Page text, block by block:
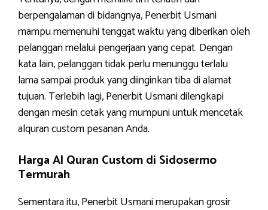
berpengalaman di bidangnya, Penerbit Usmani
mampu memenuhi tenggat waktu yang diberikan oleh
pelanggan melalui pengerjaan yang cepat. Dengan
kata lain, pelanggan tidak perlu menunggu terlalu
lama sampai produk yang diinginkan tiba di alamat
tujuan. Terlebih lagi, Penerbit Usmani dilengkapi
dengan mesin cetak yang mumpuni untuk mencetak
alquran custom pesanan Anda.
Harga Al Quran Custom di Sidosermo
Termurah
Sementara itu, Penerbit Usmani merupakan grosir